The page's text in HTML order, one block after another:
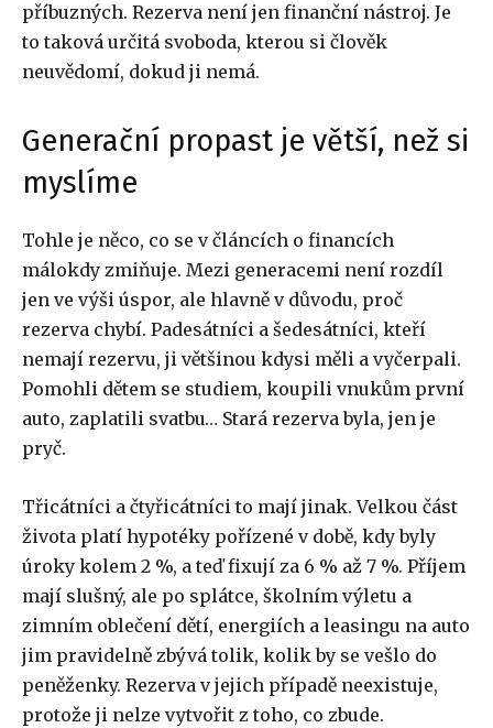
příbuzných. Rezerva není jen finanční nástroj. Je
to taková určitá svoboda, kterou si člověk
neuvědomí, dokud ji nemá.
Generační propast je větší, než si
myslíme
Tohle je něco, co se v článcích o financích
málokdy zmiňuje. Mezi generacemi není rozdíl
jen ve výši úspor, ale hlavně v důvodu, proč
rezerva chybí. Padesátníci a šedesátníci, kteří
nemají rezervu, ji většinou kdysi měli a vyčerpali.
Pomohli dětem se studiem, koupili vnukům první
auto, zaplatili svatbu… Stará rezerva byla, jen je
pryč.
Třicátníci a čtyřicátníci to mají jinak. Velkou část
života platí hypotéky pořízené v době, kdy byly
úroky kolem 2 %, a teď fixují za 6 % až 7 %. Příjem
mají slušný, ale po splátce, školním výletu a
zimním oblečení dětí, energiích a leasingu na auto
jim pravidelně zbývá tolik, kolik by se vešlo do
peněženky. Rezerva v jejich případě neexistuje,
protože ji nelze vytvořit z toho, co zbude.